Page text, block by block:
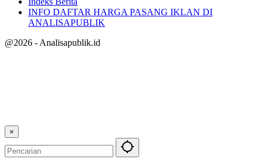
INFO DAFTAR HARGA PASANG IKLAN DI
ANALISAPUBLIK
@2026 - Analisapublik.id
×